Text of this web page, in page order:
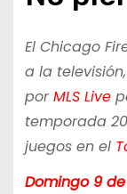
El Chicago
a la
porMLS Live
temporada
juegos en el
Domingo 9